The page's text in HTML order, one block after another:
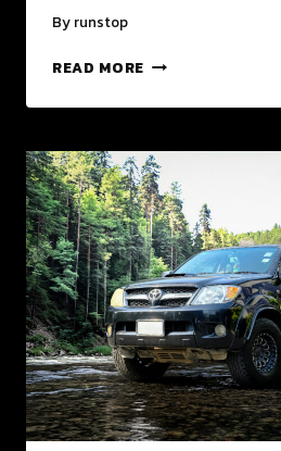
By runstop
READ MORE